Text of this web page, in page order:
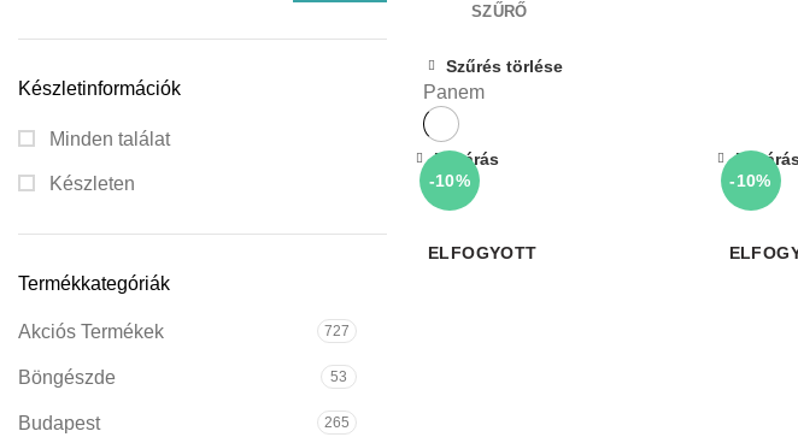
Készletinformációk
Minden találat
Készleten
Termékkategóriák
Akciós Termékek 727
Böngészde 53
Budapest 265
SZŰRŐ
Szűrés törlése
Panem
-10%
ELFOGYOTT
Bezárás
-10%
Bezárás